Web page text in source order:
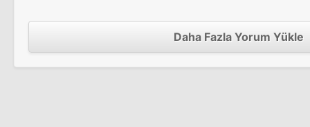
Daha Fazla Yorum Yükle